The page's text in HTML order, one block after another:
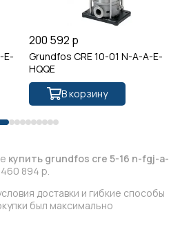
E-
200 592 р
Grundfos CRE 10-01 N-A-A-E-
HQQE
В корзину
купить grundfos cre 5-16 n-fgj-a-
894 р.
доставки и гибкие способы
был максимально